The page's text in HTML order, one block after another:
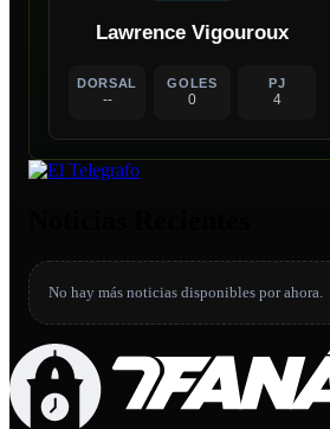
Lawrence Vigouroux
DORSAL
--
GOLES
0
PJ
4
No hay más noticias disponibles por ahora.